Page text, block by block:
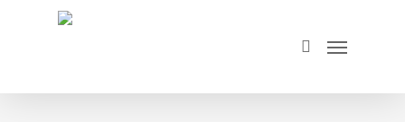
search
Menu